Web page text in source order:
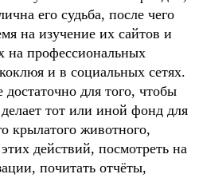
его судьба, после чего
на изучение их сайтов и
на профессиональных
и в социальных сетях.
для того, чтобы
тот или иной фонд для
крылатого животного,
действий, посмотреть на
почитать отчёты,